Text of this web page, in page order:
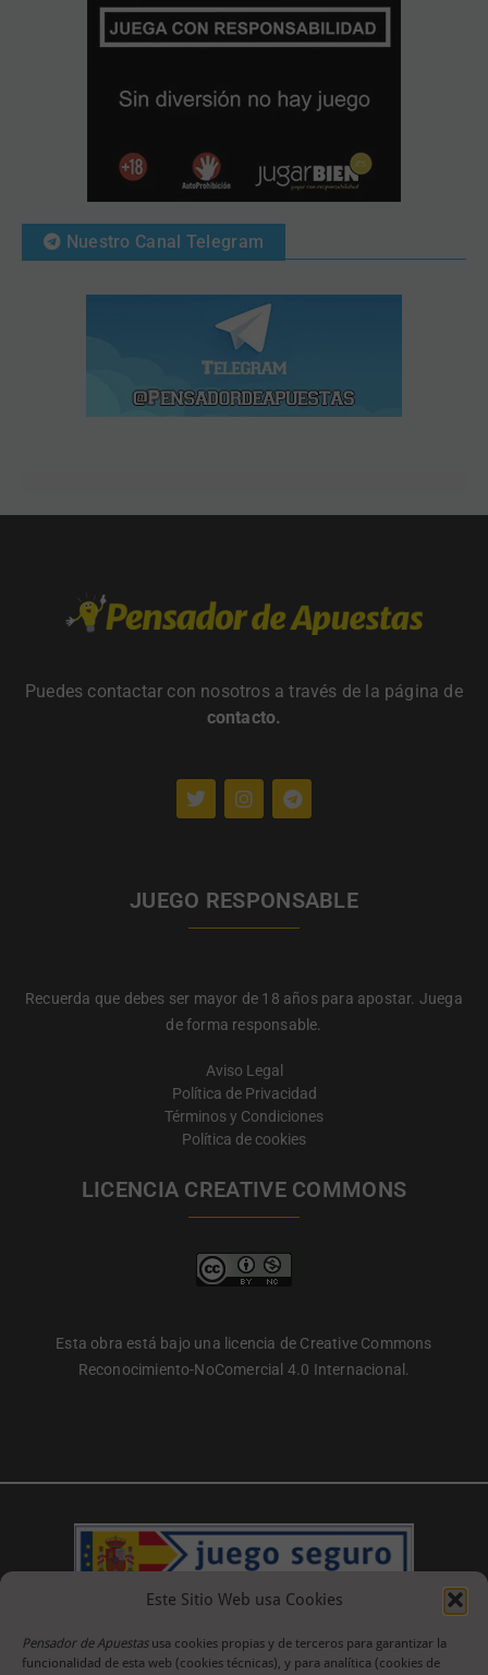
Este Sitio Web usa Cookies
Pensador de Apuestas usa cookies propias y de terceros para garantizar la
funcionalidad de esta web (cookies técnicas), y para analítica (cookies de
Nuestro Canal Telegram
Puedes contactar con nosotros a través de la página de
contacto.
JUEGO RESPONSABLE
Recuerda que debes ser mayor de 18 años para apostar. Juega
de forma responsable.
Aviso Legal
Política de Privacidad
Términos y Condiciones
Política de cookies
LICENCIA CREATIVE COMMONS
Esta obra está bajo una licencia de Creative Commons
Reconocimiento-NoComercial 4.0 Internacional.